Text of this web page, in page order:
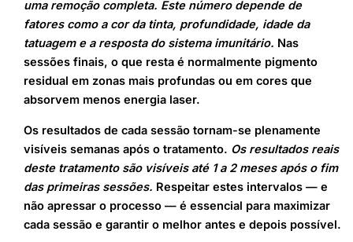
uma remoção completa. Este número depende de
fatores como a cor da tinta, profundidade, idade da
tatuagem e a resposta do sistema imunitário. Nas
sessões finais, o que resta é normalmente pigmento
residual em zonas mais profundas ou em cores que
absorvem menos energia laser.
Os resultados de cada sessão tornam-se plenamente
visíveis semanas após o tratamento. Os resultados reais
deste tratamento são visíveis até 1 a 2 meses após o fim
das primeiras sessões. Respeitar estes intervalos — e
não apressar o processo — é essencial para maximizar
cada sessão e garantir o melhor antes e depois possível.